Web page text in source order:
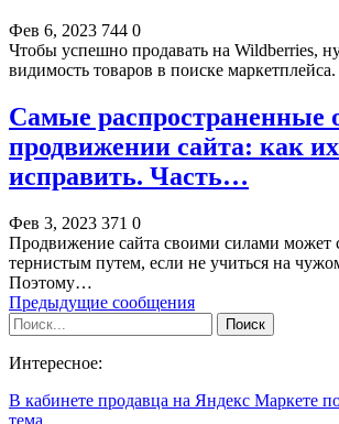
Фев 6, 2023 744 0
Чтобы успешно продавать на Wildberries,
видимость товаров в поиске
Самые распространенные
продвижении сайта: как
исправить. Часть…
Фев 3, 2023 371 0
Продвижение сайта своими силами может
тернистым путем, если не учиться на
Поэтому…
Предыдущие сообщения
Интересное:
В кабинете продавца на Яндекс Маркете
тема